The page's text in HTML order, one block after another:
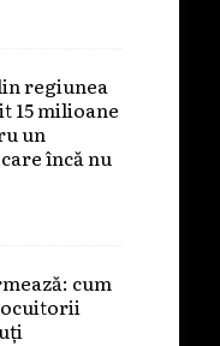
regiunea
15 milioane
un
încă nu
cum